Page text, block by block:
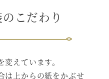
こだわり
えています。
は上からの紙をかぶせ